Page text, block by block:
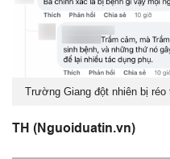
Trường Giang đột nhiên bị
TH (Nguoiduatin.vn)